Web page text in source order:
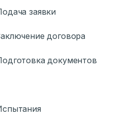
заявки
договора
документов